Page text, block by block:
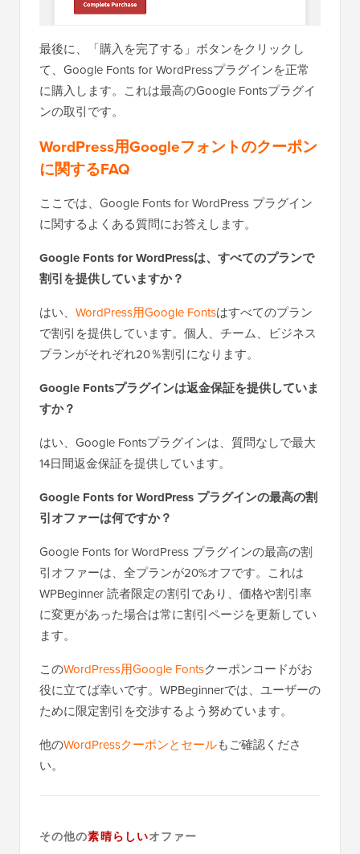
最後に、「購入を完了する」ボタンをクリックし
て、Google Fonts for WordPressプラグインを正常
に購入します。これは最高のGoogle Fontsプラグイ
ンの取引です。
WordPress用Googleフォントのクーポン
に関するFAQ
ここでは、Google Fonts for WordPress プラグイン
に関するよくある質問にお答えします。
Google Fonts for WordPressは、すべてのプランで
割引を提供していますか？
はい、 WordPress用Google Fontsはすべてのプラン
で割引を提供しています。個人、チーム、ビジネス
プランがそれぞれ20％割引になります。
Google Fontsプラグインは返金保証を提供していま
すか？
はい、Google Fontsプラグインは、質問なしで最大
14日間返金保証を提供しています。
Google Fonts for WordPress プラグインの最高の割
引オファーは何ですか？
Google Fonts for WordPress プラグインの最高の割
引オファーは、全プランが20%オフです。これは
WPBeginner 読者限定の割引であり、価格や割引率
に変更があった場合は常に割引ページを更新してい
ます。
このWordPress用Google Fontsクーポンコードがお
役に立てば幸いです。WPBeginnerでは、ユーザーの
ために限定割引を交渉するよう努めています。
他のWordPressクーポンとセールもご確認くださ
い。
その他の素晴らしいオファー